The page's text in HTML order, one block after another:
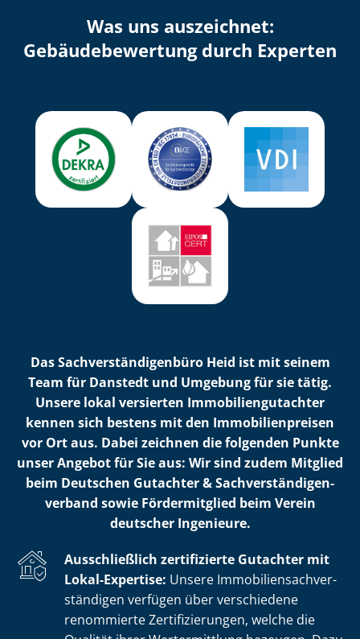
Was uns auszeichnet:
Ge­bäu­de­be­wer­tung durch Experten
Das Sach­ver­stän­di­gen­bü­ro Heid ist mit seinem
Team für Danstedt und Umgebung für sie tätig.
Unsere lokal versierten Im­mo­bi­li­en­gut­ach­ter
kennen sich bestens mit den Im­mo­bi­li­en­prei­sen
vor Ort aus. Dabei zeichnen die folgenden Punkte
unser Angebot für Sie aus: Wir sind zudem Mitglied
beim Deutschen Gutachter & Sach­ver­stän­di­gen­
ver­band sowie Fördermitglied beim Verein
deutscher Ingenieure.
Ausschließlich zertifizierte Gutachter mit
Lokal-Expertise: Unsere Im­mo­bi­li­en­sach­ver­
stän­di­gen verfügen über verschiedene
renommierte Zer­ti­fi­zie­run­gen, welche die